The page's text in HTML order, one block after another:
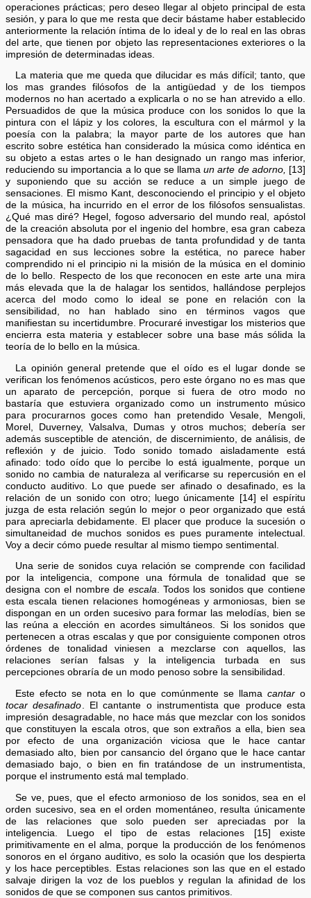
operaciones prácticas; pero deseo llegar al objeto principal de esta
sesión, y para lo que me resta que decir bástame haber establecido
anteriormente la relación íntima de lo ideal y de lo real en las obras
del arte, que tienen por objeto las representaciones exteriores o la
impresión de determinadas ideas.
La materia que me queda que dilucidar es más difícil; tanto, que
los mas grandes filósofos de la antigüedad y de los tiempos
modernos no han acertado a explicarla o no se han atrevido a ello.
Persuadidos de que la música produce con los sonidos lo que la
pintura con el lápiz y los colores, la escultura con el mármol y la
poesía con la palabra; la mayor parte de los autores que han
escrito sobre estética han considerado la música como idéntica en
su objeto a estas artes o le han designado un rango mas inferior,
reduciendo su importancia a lo que se llamaun arte de adorno, [13]
y suponiendo que su acción se reduce a un simple juego de
sensaciones. El mismo Kant, desconociendo el principio y el objeto
de la música, ha incurrido en el error de los filósofos sensualistas.
¿Qué mas diré? Hegel, fogoso adversario del mundo real, apóstol
de la creación absoluta por el ingenio del hombre, esa gran cabeza
pensadora que ha dado pruebas de tanta profundidad y de tanta
sagacidad en sus lecciones sobre la estética, no parece haber
comprendido ni el principio ni la misión de la música en el dominio
de lo bello. Respecto de los que reconocen en este arte una mira
más elevada que la de halagar los sentidos, hallándose perplejos
acerca del modo como lo ideal se pone en relación con la
sensibilidad, no han hablado sino en términos vagos que
manifiestan su incertidumbre. Procuraré investigar los misterios que
encierra esta materia y establecer sobre una base más sólida la
teoría de lo bello en la música.
La opinión general pretende que el oído es el lugar donde se
verifican los fenómenos acústicos, pero este órgano no es mas que
un aparato de percepción, porque si fuera de otro modo no
bastaría que estuviera organizado como un instrumento músico
para procurarnos goces como han pretendido Vesale, Mengoli,
Morel, Duverney, Valsalva, Dumas y otros muchos; debería ser
además susceptible de atención, de discernimiento, de análisis, de
reflexión y de juicio. Todo sonido tomado aisladamente está
afinado: todo oído que lo percibe lo está igualmente, porque un
sonido no cambia de naturaleza al verificarse su repercusión en el
conducto auditivo. Lo que puede ser afinado o desafinado, es la
relación de un sonido con otro; luego únicamente [14] el espíritu
juzga de esta relación según lo mejor o peor organizado que está
para apreciarla debidamente. El placer que produce la sucesión o
simultaneidad de muchos sonidos es pues puramente intelectual.
Voy a decir cómo puede resultar al mismo tiempo sentimental.
Una serie de sonidos cuya relación se comprende con facilidad
por la inteligencia, compone una fórmula de tonalidad que se
designa con el nombre de escala. Todos los sonidos que contiene
esta escala tienen relaciones homogéneas y armoniosas, bien se
dispongan en un orden sucesivo para formar las melodías, bien se
las reúna a elección en acordes simultáneos. Si los sonidos que
pertenecen a otras escalas y que por consiguiente componen otros
órdenes de tonalidad viniesen a mezclarse con aquellos, las
relaciones serían falsas y la inteligencia turbada en sus
percepciones obraría de un modo penoso sobre la sensibilidad.
Este efecto se nota en lo que comúnmente se llama cantaro
tocar desafinado . El cantante o instrumentista que produce esta
impresión desagradable, no hace más que mezclar con los sonidos
que constituyen la escala otros, que son extraños a ella, bien sea
por efecto de una organización viciosa que le hace cantar
demasiado alto, bien por cansancio del órgano que le hace cantar
demasiado bajo, o bien en fin tratándose de un instrumentista,
porque el instrumento está mal templado.
Se ve, pues, que el efecto armonioso de los sonidos, sea en el
orden sucesivo, sea en el orden momentáneo, resulta únicamente
de las relaciones que solo pueden ser apreciadas por la
inteligencia. Luego el tipo de estas relaciones [15] existe
primitivamente en el alma, porque la producción de los fenómenos
sonoros en el órgano auditivo, es solo la ocasión que los despierta
y los hace perceptibles. Estas relaciones son las que en el estado
salvaje dirigen la voz de los pueblos y regulan la afinidad de los
sonidos de que se componen sus cantos primitivos.